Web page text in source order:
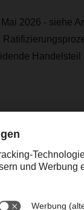
2026 - siehe
über 90 %